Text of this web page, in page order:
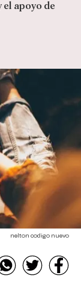
el apoyo de
nelton codigo nuevo